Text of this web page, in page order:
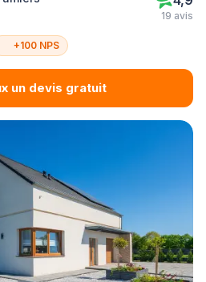
19 avis
+100 NPS
un devis gratuit